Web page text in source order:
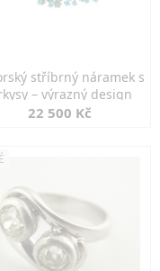
stříbrný náramek s
– výrazný design
22 500 Kč